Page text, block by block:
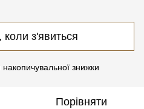
коли з'явиться
знижки
Порівняти